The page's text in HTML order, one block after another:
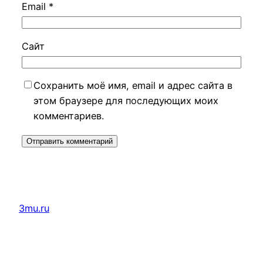
Email *
Сайт
Сохранить моё имя, email и адрес сайта в
этом браузере для последующих моих
комментариев.
3mu.ru